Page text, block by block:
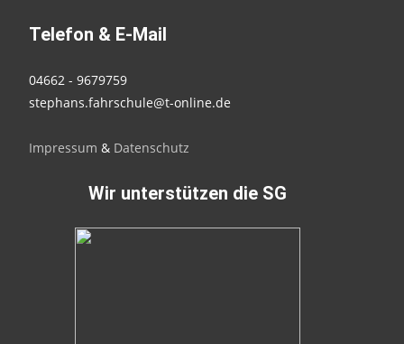
Telefon & E-Mail
04662 - 9679759
stephans.fahrschule@t-online.de
Impressum & Datenschutz
Wir unterstützen die SG